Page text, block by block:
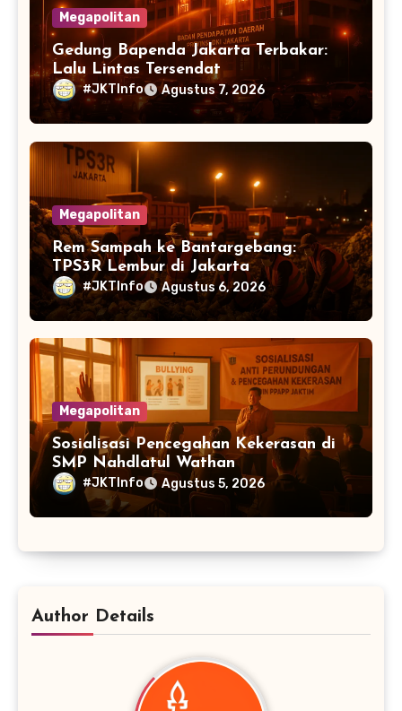
Megapolitan
Gedung Bapenda Jakarta Terbakar:
Lalu Lintas Tersendat
#JKTInfo Agustus 7, 2026
Megapolitan
Rem Sampah ke Bantargebang:
TPS3R Lembur di Jakarta
#JKTInfo Agustus 6, 2026
Megapolitan
Sosialisasi Pencegahan Kekerasan di
SMP Nahdlatul Wathan
#JKTInfo Agustus 5, 2026
Author Details